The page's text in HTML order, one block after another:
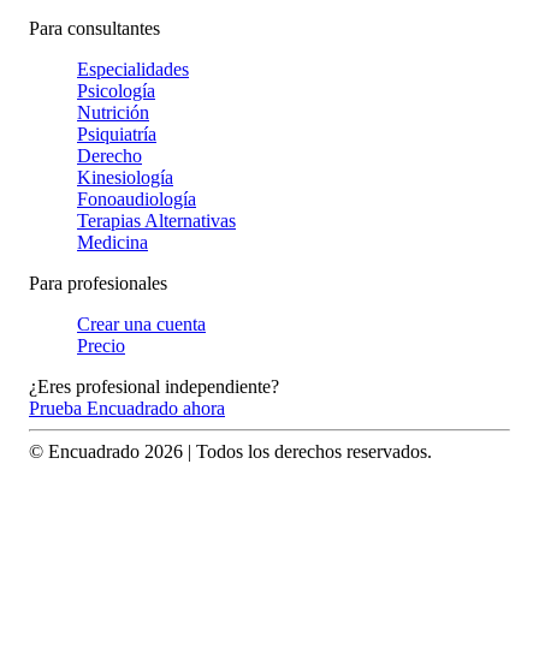
Para consultantes
Especialidades
Psicología
Nutrición
Psiquiatría
Derecho
Kinesiología
Fonoaudiología
Terapias Alternativas
Medicina
Para profesionales
Crear una cuenta
Precio
¿Eres profesional independiente?
Prueba Encuadrado ahora
© Encuadrado 2026 | Todos los derechos reservados.